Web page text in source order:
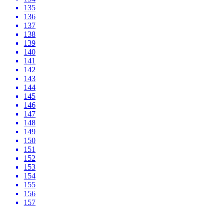
135
136
137
138
139
140
141
142
143
144
145
146
147
148
149
150
151
152
153
154
155
156
157